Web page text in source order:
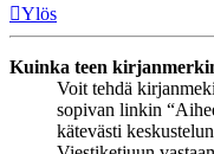
Ylös
Kuinka teen
Voit tehdä
sopivan linkin
kätevästi